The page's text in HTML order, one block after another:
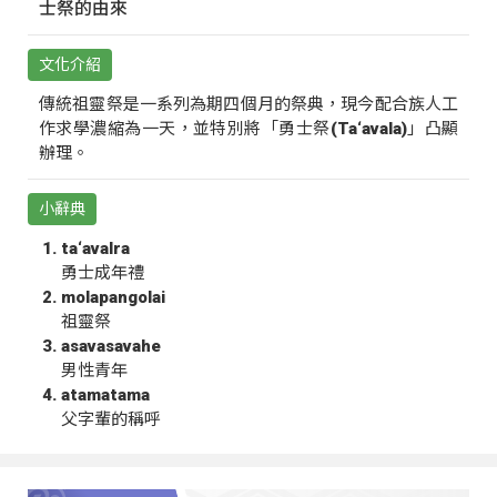
士祭的由來
文化介紹
傳統祖靈祭是一系列為期四個月的祭典，現今配合族人工
作求學濃縮為一天，並特別將「勇士祭(Ta‘avala)」凸顯
辦理。
小辭典
ta‘avalra
勇士成年禮
molapangolai
祖靈祭
asavasavahe
男性青年
atamatama
父字輩的稱呼